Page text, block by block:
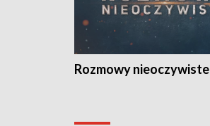
Rozmowy nieoczywiste